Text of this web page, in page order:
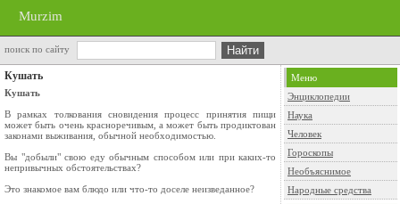
Murzim
поиск по сайту
Кушать
Кушать
В рамках толкования сновидения процесс принятия пищи
может быть очень красноречивым, а может быть продиктован
законами выживания, обычной необходимостью.
Вы "добыли" свою еду обычным способом или при каких-то
непривычных обстоятельствах?
Это знакомое вам блюдо или что-то доселе неизведанное?
Меню
Энциклопедии
Наука
Человек
Гороскопы
Необъяснимое
Народные средства